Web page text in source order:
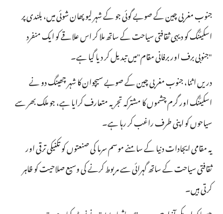
جنوب مغربی چین کے صوبے گوئی جو کے شہر لیو پھان شوئی میں، بلندی پر
اسکیئنگ کو دیہی ثقافتی سیاحت کے ساتھ ملا کر اس علاقے کو ایک منفرد
"جنوبی برف اور برفانی مقام"میں تبدیل کر دیا گیا ہے۔
دریں اثنا، جنوب مغربی چین کے صوبے سیچوان کا شہر چھینگ دو نے
اسکیئنگ اور گرم چشموں کا مشترکہ تجربہ متعارف کرایا ہے، جو ملک بھر سے
سیاحوں کو اپنی طرف راغب کر رہا ہے۔
یہ مقامی ایجادات دنیا کے سامنے موسم سرما کی صنعتوں کو تکنیکی ترقی اور
ثقافتی سیاحت کے ساتھ گہرائی سے مربوط کرنے کی وسیع صلاحیت کو ظاہر
کرتی ہیں۔